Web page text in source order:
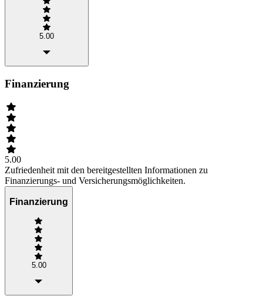
5.00
Finanzierung
5.00
Zufriedenheit mit den bereitgestellten Informationen zu
Finanzierungs- und Versicherungsmöglichkeiten.
Finanzierung
5.00